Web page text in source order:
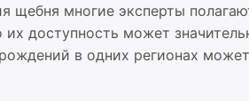
щебня многие эксперты
доступность может
в одних регионах